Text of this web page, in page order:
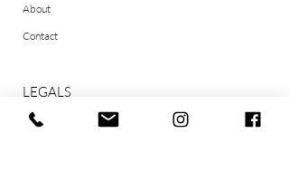
About
Contact
LEGALS
AGB